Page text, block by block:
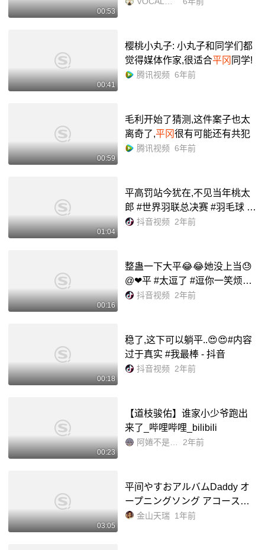
00:53
00:41
樱桃小丸子: 小丸子和同学们都
觉得媒体作家,很适合平冈 同学!
腾讯视频 6年前
00:59
毛利开始了猜测,这件案子也太
离奇了,平冈很有可能还有共犯
腾讯视频 6年前
01:04
平高罚站今犹在,不见当年桃太
郎 #世界羽联总决赛 #羽毛球 #
石宇奇#奈良冈功大#名场面 - 抖
抖音视频 2年前
00:16
整蛊一下大平😂😂她没上当😓
@❤平 #太逗了 #逗你一笑烦恼
忘掉 #实在憋不住就笑出来吧 -
抖音视频 2年前
00:18
稳了,这下可以躺平..😍😍#内容
过于真实 #我最棒 - 抖音
抖音视频 2年前
00:23
【道枝骏佑】谁家小少爷跑出
来了_哔哩哔哩_bilibili
2年前
03:05
平间やすおアルバムDaddy オ
ープニングソング アコーステ
ィックバージョン_哔哩哔哩_bi
金山天瑞 1年前